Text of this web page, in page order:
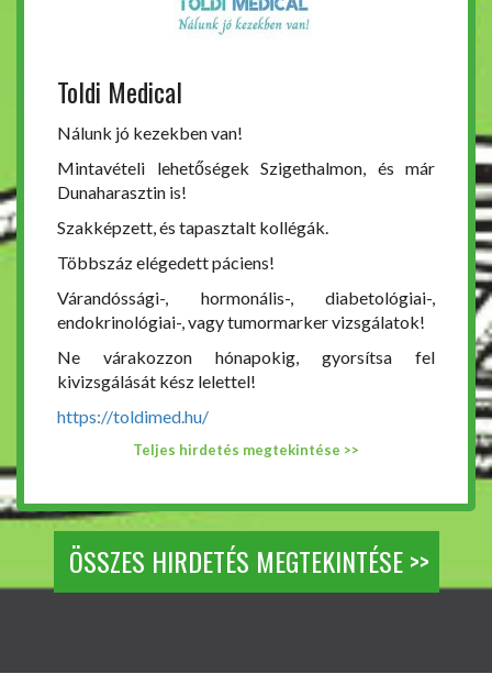
Toldi Medical
Nálunk jó kezekben van!
Mintavételi lehetőségek Szigethalmon, és már
Dunaharasztin is!
Szakképzett, és tapasztalt kollégák.
Többszáz elégedett páciens!
Várandóssági-, hormonális-, diabetológiai-,
endokrinológiai-, vagy tumormarker vizsgálatok!
Ne várakozzon hónapokig, gyorsítsa fel
kivizsgálását kész lelettel!
https://toldimed.hu/
Teljes hirdetés megtekintése >>
ÖSSZES HIRDETÉS MEGTEKINTÉSE >>